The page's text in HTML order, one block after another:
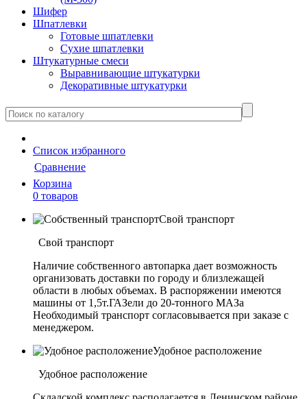
Шифер
Шпатлевки
Готовые шпатлевки
Сухие шпатлевки
Штукатурные смеси
Выравнивающие штукатурки
Декоративные штукатурки
Cписок избранного
Сравнение
Корзина
0 товаров
Свой транспорт
Свой транспорт
Наличие собственного автопарка дает возможность
организовать доставки по городу и близлежащей
области в любых объемах. В распоряжении имеются
машины от 1,5т.ГАЗели до 20-тонного МАЗа
Необходимый транспорт согласовывается при заказе с
менеджером.
Удобное расположение
Удобное расположение